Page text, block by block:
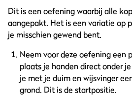
Dit is een oefening waarbij alle
aangepakt. Het is een variatie op
je misschien gewend bent.
Neem voor deze oefening een
plaats je handen direct onder
je met je duim en wijsvinger
grond. Dit is de startpositie.